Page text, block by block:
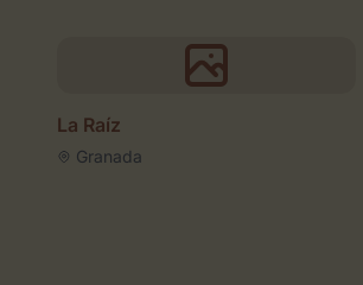
La Raíz
Granada